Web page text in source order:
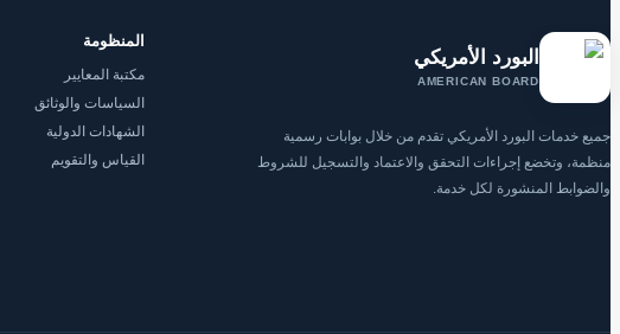
البورد الأمريكي
AMERICAN BOARD
جميع خدمات البورد الأمريكي تقدم من خلال بوابات رسمية
منظمة، وتخضع إجراءات التحقق والاعتماد والتسجيل للشروط
والضوابط المنشورة لكل خدمة.
المنظومة
مكتبة المعايير
السياسات والوثائق
الشهادات الدولية
القياس والتقويم